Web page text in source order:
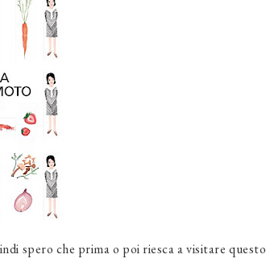
spero che prima o poi riesca a visitare questo